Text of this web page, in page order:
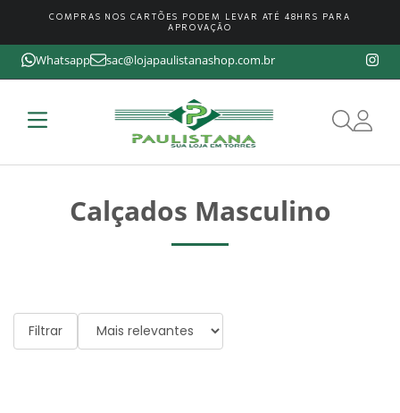
COMPRAS NOS CARTÕES PODEM LEVAR ATÉ 48HRS PARA
APROVAÇÃO
Whatsapp sac@lojapaulistanashop.com.br
Calçados Masculino
Filtrar